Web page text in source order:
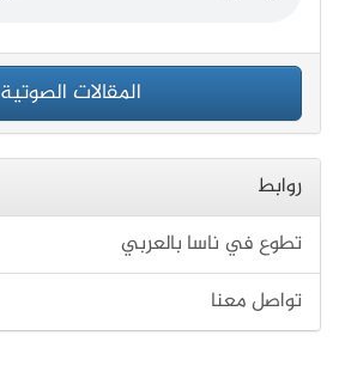
المقالات الصوتية
روابط
تطوع في ناسا بالعربي
تواصل معنا